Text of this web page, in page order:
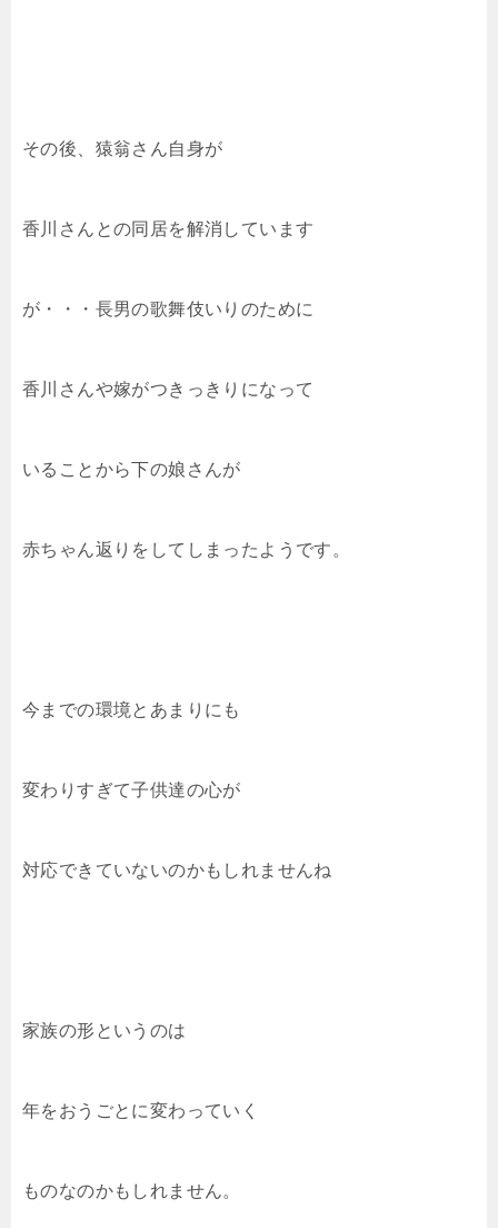
その後、猿翁さん自身が
香川さんとの同居を解消しています
が・・・長男の歌舞伎いりのために
香川さんや嫁がつきっきりになって
いることから下の娘さんが
赤ちゃん返りをしてしまったようです。
今までの環境とあまりにも
変わりすぎて子供達の心が
対応できていないのかもしれませんね
家族の形というのは
年をおうごとに変わっていく
ものなのかもしれません。